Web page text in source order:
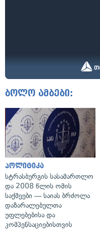
ბოლო ამბები:
პოლიტიკა
სტრასბურგის სასამართლო
და 2008 წლის ომის
საქმეები — საიას ბრძოლა
დაზარალებულთა
უფლებებისა და
კომპენსაციებისთვის